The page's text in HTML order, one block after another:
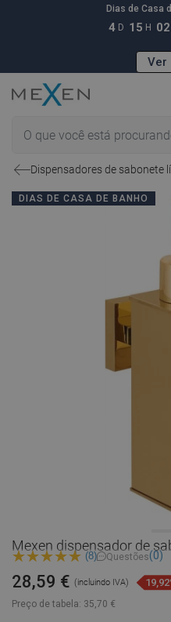
Dias de Casa
4 D 15 H 02
Ver
Dispensadores de sabonete
DIAS DE CASA DE BANHO
Mexen dispensador de
(8) Questões(0)
Preço de tabela: 35,70 €
28,59 € (incluindo IVA)